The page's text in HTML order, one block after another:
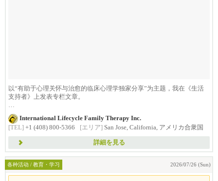
以“有助于心理关怀与治愈的临床心理学独家分享”为主题，我在《生活
支持者》上发表专栏文章。
本期专栏，...
International Lifecycle Family Therapy Inc.
[TEL] +1 (408) 800-5366 [エリア] San Jose, California, アメリカ合衆国
詳細を見る
各种活动 / 教育・学习 2026/07/26 (Sun)